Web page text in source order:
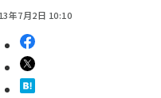
年7月2日 10:10